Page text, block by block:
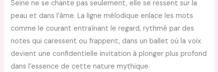
Seine ne se chante pas seulement, elle se ressent sur la
peau et dans l’âme. La ligne mélodique enlace les mots
comme le courant entraînant le regard, rythmé par des
notes qui caressent ou frappent, dans un ballet où la voix
devient une confidentielle invitation à plonger plus profond
dans l’essence de cette nature mythique.